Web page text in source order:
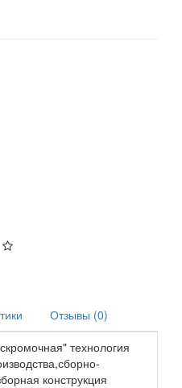
Отзывы (0)
технология
конструкция